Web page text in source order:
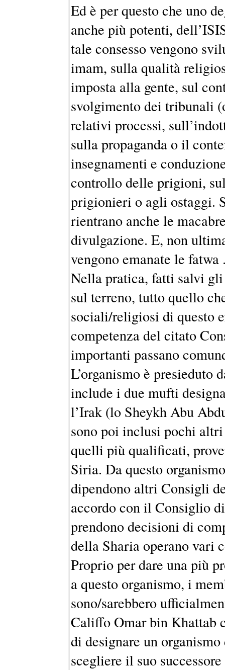
Ed è per questo che uno
anche più potenti,
tale consesso vengono
imam, sulla qualità
imposta alla gente, sul
svolgimento dei tribunali
relativi processi,
sulla propaganda o il
insegnamenti e
controllo delle prigioni,
prigionieri o agli ostaggi.
rientrano anche le
divulgazione. E, non
vengono emanate le fatwa
Nella pratica, fatti salvi
sul terreno, tutto quello
sociali/religiosi di questo
competenza del citato
importanti passano
L’organismo è presieduto
include i due mufti
l’Irak (lo Sheykh Abu
sono poi inclusi pochi
quelli più qualificati,
Siria. Da questo
dipendono altri Consigli
accordo con il Consiglio
prendono decisioni di
della Sharia operano vari
Proprio per dare una più
a questo organismo, i
sono/sarebbero
Califfo Omar bin Khattab
di designare un
scegliere il suo